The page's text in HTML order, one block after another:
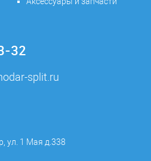
32
split.ru
ул. 1 Мая д.338